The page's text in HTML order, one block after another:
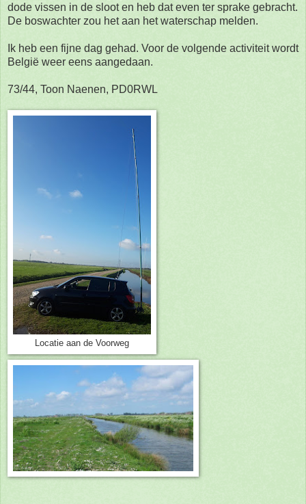
dode vissen in de sloot en heb dat even ter sprake gebracht.
De boswachter zou het aan het waterschap melden.
Ik heb een fijne dag gehad. Voor de volgende activiteit wordt
België weer eens aangedaan.
73/44, Toon Naenen, PD0RWL
Locatie aan de Voorweg